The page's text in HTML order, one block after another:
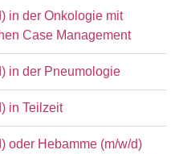
in der Onkologie mit
Case Management
in der Pneumologie
in Teilzeit
oder Hebamme (m/w/d)